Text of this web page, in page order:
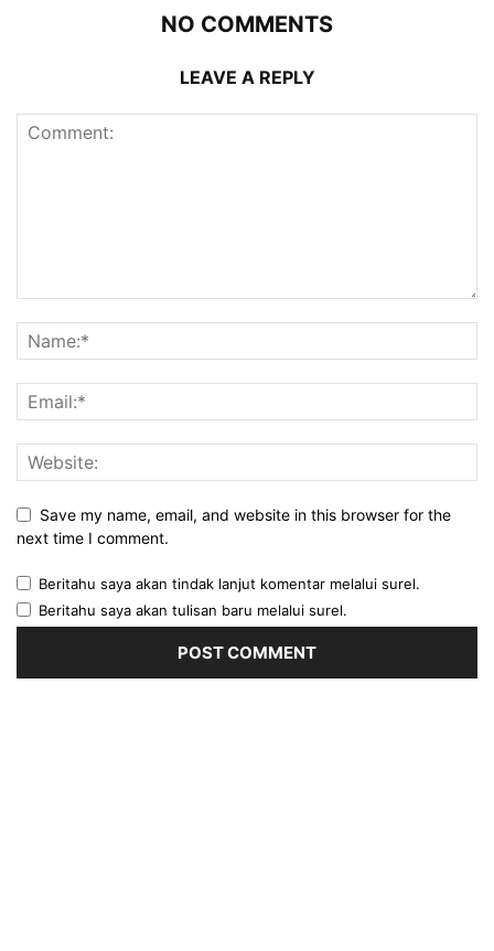
NO COMMENTS
LEAVE A REPLY
Save my name, email, and website in this browser for the
next time I comment.
Beritahu saya akan tindak lanjut komentar melalui surel.
Beritahu saya akan tulisan baru melalui surel.